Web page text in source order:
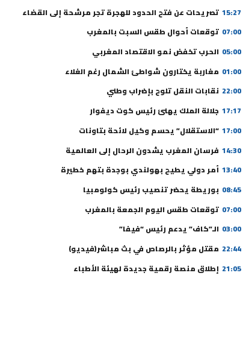
15:27 تصريحات عن فتح الحدود للهجرة تجر مرشحة إلى القضاء
07:00 توقعات أحوال طقس السبت بالمغرب
05:00 الحرب تخفض نمو الاقتصاد المغربي
01:00 مغاربة يختارون شواطئ الشمال رغم الغلاء
22:00 نقابات النقل تلوح بإضراب وطني
17:17 جلالة الملك يهنئ رئيس كوت ديفوار
17:00 “الاستقلال” يحسم وكيل لائحة بتاونات
14:30 فرسان المغرب يشدون الرحال إلى العالمية
13:40 أمر دولي يطيح بهولندي بوجدة بتهم خطيرة
08:45 بوريطة يحضر تنصيب رئيس كولومبيا
07:00 توقعات طقس اليوم الجمعة بالمغرب
03:00 الـ”كاف” يدعم رئيس “فيفا”
22:44 مقتل مؤثر بالرصاص في بث مباشر(فيديو)
21:05 إطلاق منصة رقمية جديدة لهيئة الأطباء